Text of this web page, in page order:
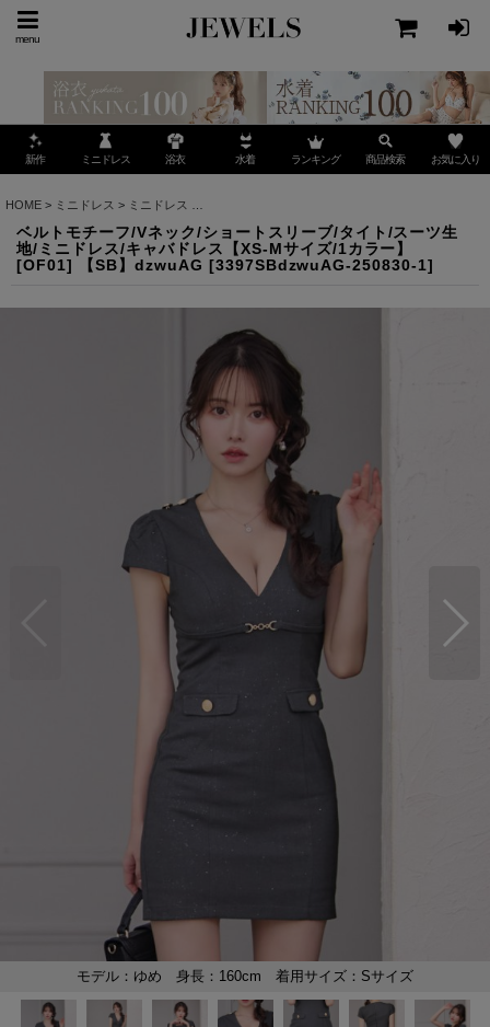
menu
新作 ミニドレス 浴衣 水着 ランキング 商品検索 お気に入り
HOME > ミニドレス > ミニドレス
ベルトモチーフ/Vネック/ショートスリーブ/タイト/スーツ生
地/ミニドレス/キャバドレス【XS-Mサイズ/1カラー】
[OF01] 【SB】dzwuAG [3397SBdzwuAG-250830-1]